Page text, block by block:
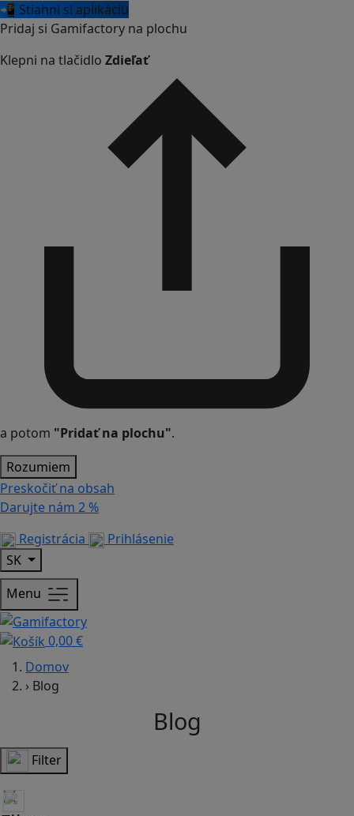
📲 Stiahni si aplikáciu
Pridaj si Gamifactory na plochu
Klepni na tlačidlo Zdieľať
a potom "Pridať na plochu".
Rozumiem
Preskočiť na obsah
Darujte nám 2 %
Registrácia
Prihlásenie
SK
Menu
0,00 €
Domov
› Blog
Blog
Filter